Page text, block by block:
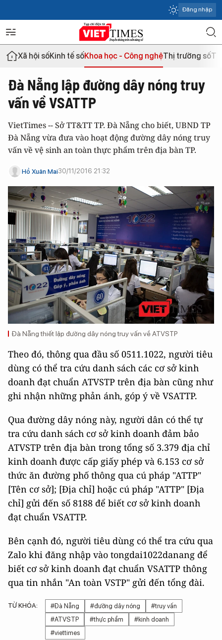
Đăng nhập
Xã hội sốKinh tế sốKhoa học - Công nghệThị trường số
Đà Nẵng lập đường dây nóng truy
vấn về VSATTP
VietTimes -- Sở TT&TT TP. Đà Nẵng cho biết, UBND TP
Đà Nẵng vừa đưa vào hoạt động đường dây nóng truy
vấn về vệ sinh an toàn thực phẩm trên địa bàn TP.
Hồ Xuân Mai30/11/2016 21:32
Đà Nẵng thiết lập đường dây nóng truy vấn về ATVSTP
Theo đó, thông qua đầu số 0511.1022, người tiêu
dùng có thể tra cứu danh sách các cơ sở kinh
doanh đạt chuẩn ATVSTP trên địa bàn cũng như
ghi nhận những phản ánh, góp ý về VSATTP.
Qua đường dây nóng này, người dân có thể tự
tra cứu danh sách cơ sở kinh doanh đảm bảo
ATVSTP trên địa bàn trong tổng số 3.379 địa chỉ
kinh doanh được cấp giấy phép và 6.153 cơ sở
thức ăn đường phố thông qua cú pháp "ATTP"
[Tên cơ sở]; [Địa chỉ] hoặc cú pháp "ATTP" [Địa
chỉ] gửi đến số 8188 để biết cơ sở kinh doanh
đạt chuẩn VSATTP.
Bên cạnh đó, người tiêu dùng có thể tra cứu qua
Zalo khi đăng nhập vào tongdai1022danang để
biết cơ sở kinh doanh đạt chuẩn VSATTP thông
qua tin nhắn "An toàn VSTP" gửi đến tổng đài.
TỪ KHÓA: #Đà Nẵng #đường dây nóng
#truy vấn
#ATVSTP
#thực phẩm
#kinh doanh
#viettimes